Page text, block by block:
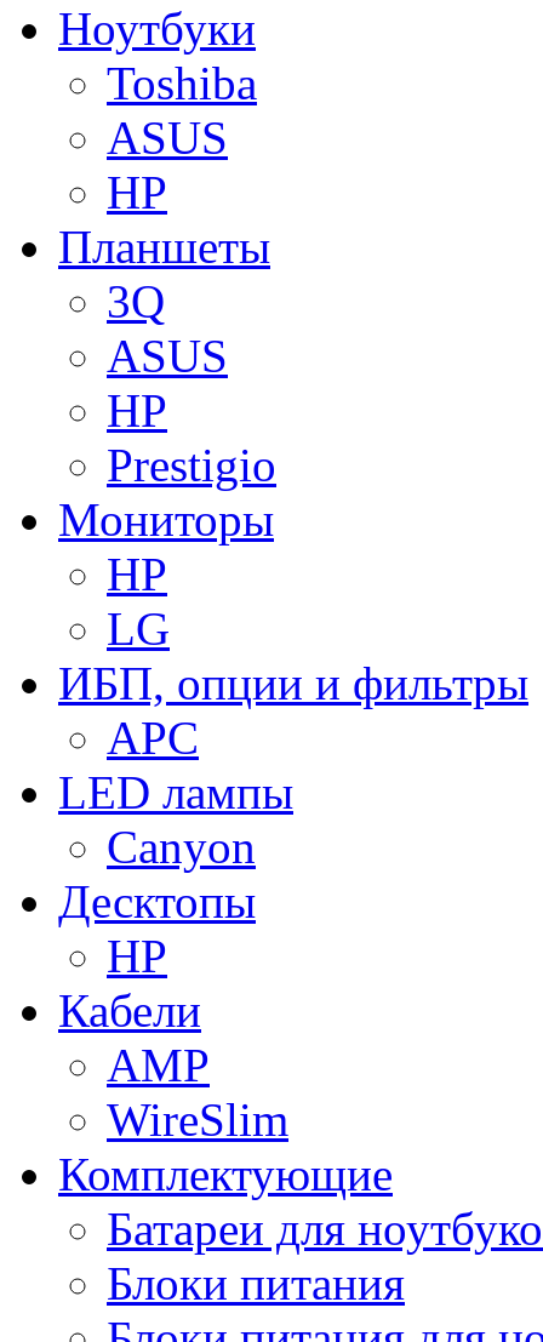
Ноутбуки
Toshiba
ASUS
HP
Планшеты
3Q
ASUS
HP
Prestigio
Мониторы
HP
LG
ИБП, опции и фильтры
APC
LED лампы
Canyon
Десктопы
HP
Кабели
AMP
WireSlim
Комплектующие
Батареи для
Блоки питания